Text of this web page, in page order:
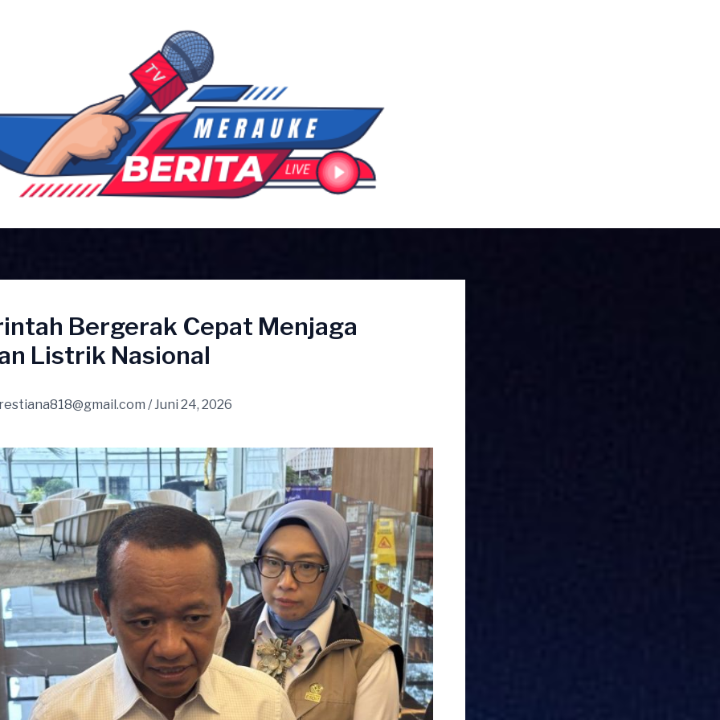
Bergerak Cepat Menjaga
Listrik Nasional
/Juni 24, 2026